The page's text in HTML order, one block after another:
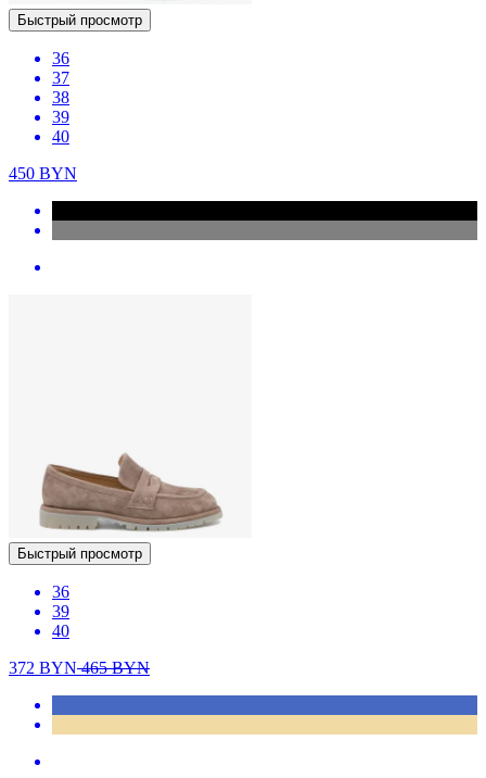
Быстрый просмотр
36
37
38
39
40
450 BYN
Быстрый просмотр
36
39
40
372 BYN465BYN